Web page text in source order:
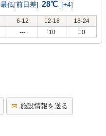
最低[前日差] 28℃ [+4]
6-12 12-18
18-24
--- 10 10
施設情報を送る